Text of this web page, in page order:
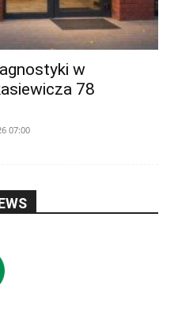
w
78
07:00